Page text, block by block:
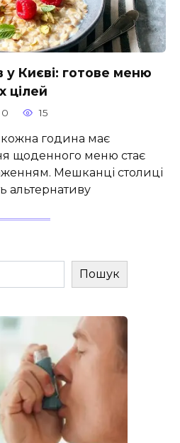
у Києві: готове меню
цілей
0 15
кожна година має
щоденного меню стає
Мешканці столиці
альтернативу
Пошук